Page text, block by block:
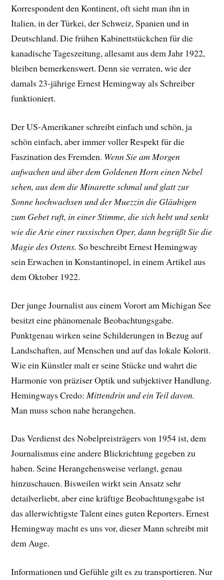
Korrespondent den Kontinent, oft sieht man ihn in
Italien, in der Türkei, der Schweiz, Spanien und in
Deutschland. Die frühen Kabinettstückchen für die
kanadische Tageszeitung, allesamt aus dem Jahr 1922,
bleiben bemerkenswert. Denn sie verraten, wie der
damals 23-jährige Ernest Hemingway als Schreiber
funktioniert.
Der US-Amerikaner schreibt einfach und schön, ja
schön einfach, aber immer voller Respekt für die
Faszination des Fremden. Wenn Sie am Morgen
aufwachen und über dem Goldenen Horn einen Nebel
sehen, aus dem die Minarette schmal und glatt zur
Sonne hochwachsen und der Muezzin die Gläubigen
zum Gebet ruft, in einer Stimme, die sich hebt und senkt
wie die Arie einer russischen Oper, dann begrüßt Sie die
Magie des Ostens. So beschreibt Ernest Hemingway
sein Erwachen in Konstantinopel, in einem Artikel aus
dem Oktober 1922.
Der junge Journalist aus einem Vorort am Michigan See
besitzt eine phänomenale Beobachtungsgabe.
Punktgenau wirken seine Schilderungen in Bezug auf
Landschaften, auf Menschen und auf das lokale Kolorit.
Wie ein Künstler malt er seine Stücke und wahrt die
Harmonie von präziser Optik und subjektiver Handlung.
Hemingways Credo: Mittendrin und ein Teil davon.
Man muss schon nahe herangehen.
Das Verdienst des Nobelpreisträgers von 1954 ist, dem
Journalismus eine andere Blickrichtung gegeben zu
haben. Seine Herangehensweise verlangt, genau
hinzuschauen. Bisweilen wirkt sein Ansatz sehr
detailverliebt, aber eine kräftige Beobachtungsgabe ist
das allerwichtigste Talent eines guten Reporters. Ernest
Hemingway macht es uns vor, dieser Mann schreibt mit
dem Auge.
Informationen und Gefühle gilt es zu transportieren. Nur